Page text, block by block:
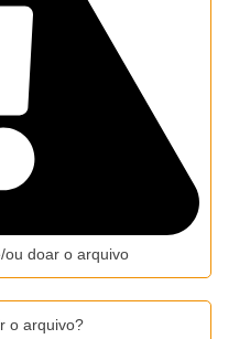
ou doar o arquivo
o arquivo?